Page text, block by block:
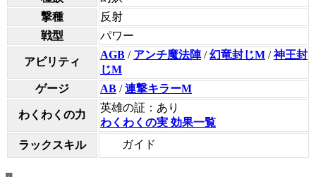
撃種
反射
戦型
パワー
アビリティ
AGB / アンチ魔法陣/幻竜封じM /神王封
じM
ゲージ
AB /連撃キラーM
わくわくの力
英雄の証：あり
わくわくの実 効果一覧
ラックスキル
ガイド